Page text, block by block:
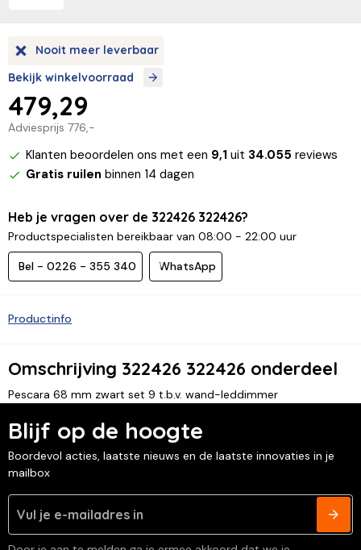
Nooit meer leverbaar
Bekijk winkelvoorraad
Adviesprijs 776,-
479,29
Klanten beoordelen ons met een 9,1 uit 34.055 reviews
Gratis ruilen binnen 14 dagen
Heb je vragen over de 322426 322426?
Productspecialisten bereikbaar van 08:00 - 22:00 uur
Bel - 0226 - 355 340 WhatsApp
Productinfo
Omschrijving 322426 322426 onderdeel
Pescara 68 mm zwart set 9 t.b.v. wand-leddimmer
Blijf op de hoogte
Boordevol acties, laatste nieuws en de laatste innovaties in je
mailbox